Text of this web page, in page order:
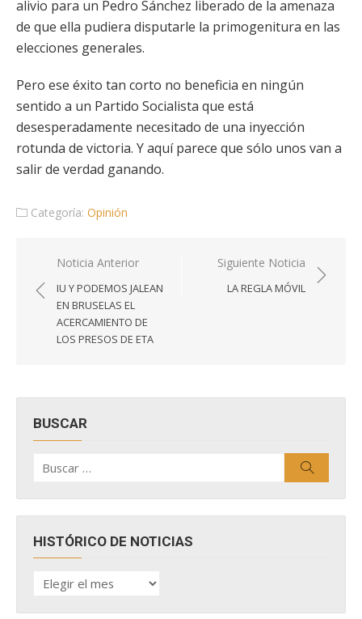
alivio para un Pedro Sánchez liberado de la amenaza
de que ella pudiera disputarle la primogenitura en las
elecciones generales.
Pero ese éxito tan corto no beneficia en ningún
sentido a un Partido Socialista que está
desesperadamente necesitado de una inyección
rotunda de victoria. Y aquí parece que sólo unos van a
salir de verdad ganando.
Categoría: Opinión
Navegación
de
entradas
Noticia Anterior
IU Y PODEMOS JALEAN
EN BRUSELAS EL
ACERCAMIENTO DE
LOS PRESOS DE ETA
Siguiente Noticia
LA REGLA MÓVIL
BUSCAR
por:
HISTÓRICO DE NOTICIAS
HISTÓRICO
DE